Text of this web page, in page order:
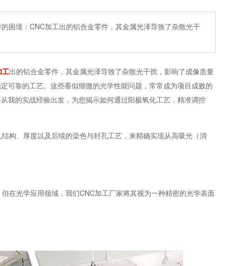
困境：CNC加工出的铝合金零件，其金属光泽导致了杂散光干
工出的铝合金零件，其金属光泽导致了杂散光干扰，影响了成像质量
可靠的工艺。这些看似细微的光学性能问题，常常成为项目成败的
我的实战经验出发，为您揭示如何通过阳极氧化工艺，精准调控
构、厚度以及后续的染色与封孔工艺，来精确实现从高吸光（消
在光学应用领域，我们CNC加工厂家将其视为一种精密的光学表面